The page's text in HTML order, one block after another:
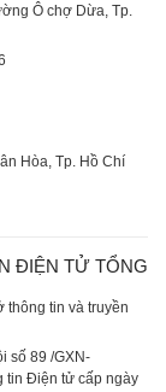
Ô chợ Dừa, Tp.
Hòa, Tp. Hồ Chí
ĐIỆN TỬ TỔNG
thông tin và truyền
số 89 /GXN-
tin Điện tử cấp ngày